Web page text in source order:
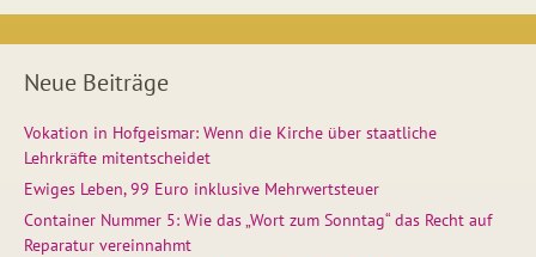
Neue Beiträge
Vokation in Hofgeismar: Wenn die Kirche über staatliche
Lehrkräfte mitentscheidet
Ewiges Leben, 99 Euro inklusive Mehrwertsteuer
Container Nummer 5: Wie das „Wort zum Sonntag“ das Recht auf
Reparatur vereinnahmt